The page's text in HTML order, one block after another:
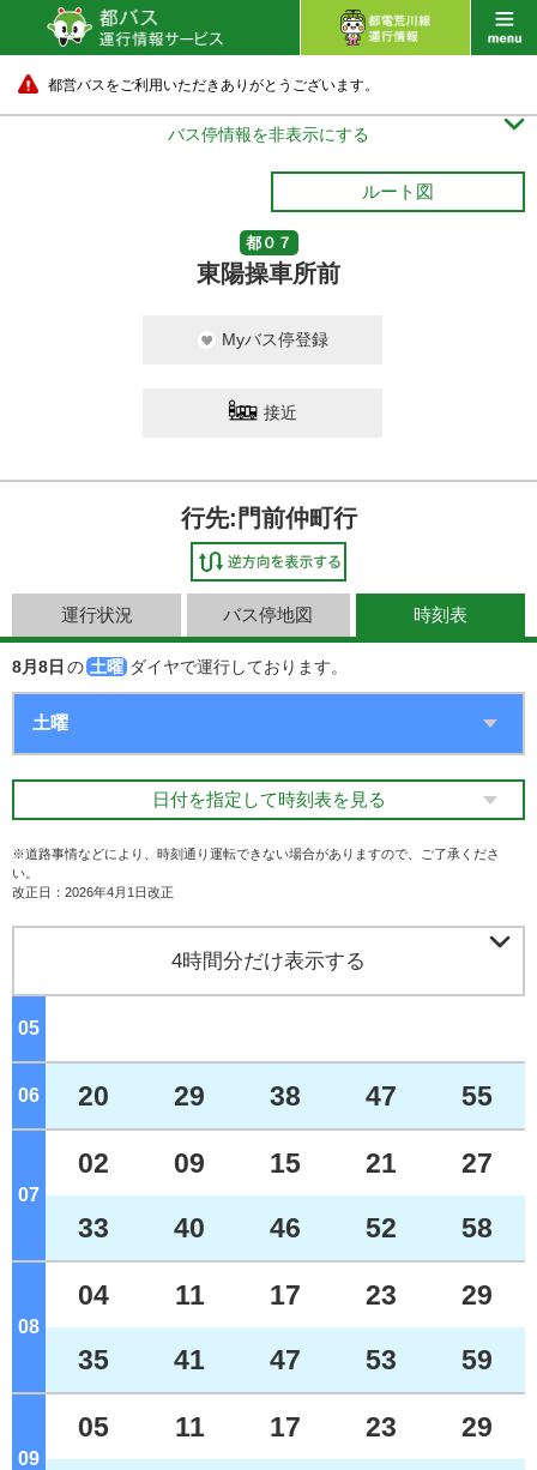
都営バスをご利用いただきありがとうございます。
バス停情報を非表示にする 
ルート図
都０７
東陽操車所前
Myバス停登録
接近
行先:門前仲町行
運行状況 バス停地図 時刻表
8月8日 の 土曜 ダイヤで運行しております。
日付を指定して時刻表を見る
※道路事情などにより、時刻通り運転できない場合がありますので、ご了承くださ
い。
改正日：2026年4月1日改正
4時間分だけ表示する 
05
06 20 29 38 47 55
07 ジ
02 09 15 21 27
33 40 46 52 58
08 ジ
04 11 17 23 29
35 41 47 53 59
09 ジ
05 11 17 23 29